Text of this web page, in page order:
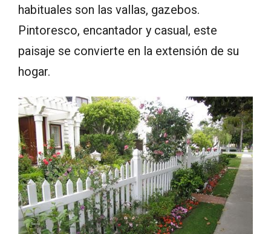
habituales son las vallas, gazebos.
Pintoresco, encantador y casual, este
paisaje se convierte en la extensión de su
hogar.